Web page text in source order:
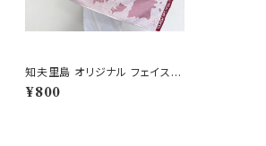
知夫里島 オリジナル フェイスタ
オル
¥800